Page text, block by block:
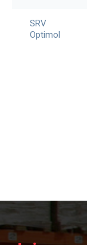
SRV
Optimol